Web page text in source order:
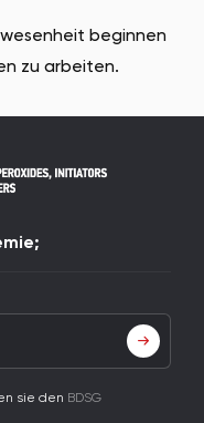
beginnen
zu arbeiten.
sie den BDSG